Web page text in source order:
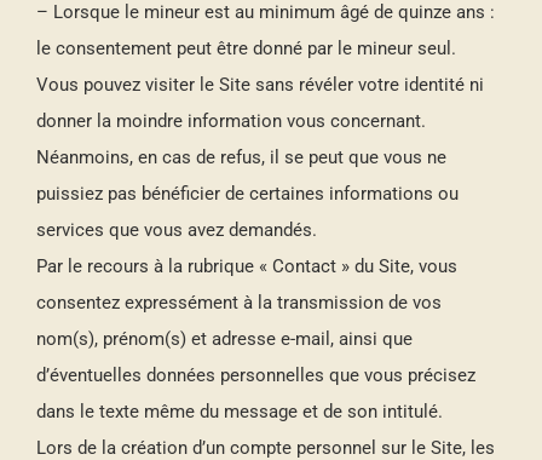
– Lorsque le mineur est au minimum âgé de quinze ans :
le consentement peut être donné par le mineur seul.
Vous pouvez visiter le Site sans révéler votre identité ni
donner la moindre information vous concernant.
Néanmoins, en cas de refus, il se peut que vous ne
puissiez pas bénéficier de certaines informations ou
services que vous avez demandés.
Par le recours à la rubrique « Contact » du Site, vous
consentez expressément à la transmission de vos
nom(s), prénom(s) et adresse e-mail, ainsi que
d’éventuelles données personnelles que vous précisez
dans le texte même du message et de son intitulé.
Lors de la création d’un compte personnel sur le Site, les